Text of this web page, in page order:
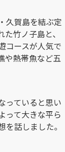
久賀島を結ぶ定
竹ノ子島と、
コースが人気で
や熱帯魚など五
っていると思い
って大きな平ら
話しました。